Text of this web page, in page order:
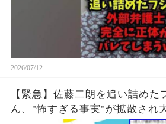
2026/07/12
【緊急】佐藤二朗を追い詰めた
ん、"怖すぎる事実"が拡散され